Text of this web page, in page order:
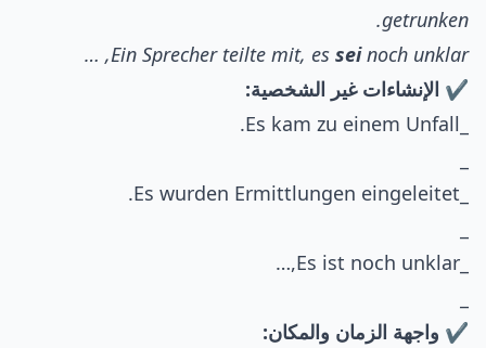
getrunken.
Ein Sprecher teilte mit, es sei noch unklar, …
✔️ الإنشاءات غير الشخصية:
✔️ واجهة الزمان والمكان: